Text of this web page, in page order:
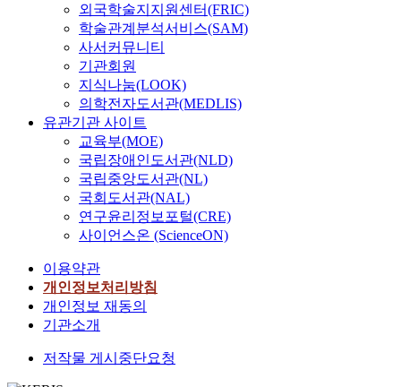
외국학술지지원센터(FRIC)
학술관계분석서비스(SAM)
사서커뮤니티
기관회원
지식나눔(LOOK)
의학전자도서관(MEDLIS)
유관기관 사이트
교육부(MOE)
국립장애인도서관(NLD)
국립중앙도서관(NL)
국회도서관(NAL)
연구윤리정보포털(CRE)
사이언스온 (ScienceON)
이용약관
개인정보처리방침
개인정보 재동의
기관소개
저작물 게시중단요청